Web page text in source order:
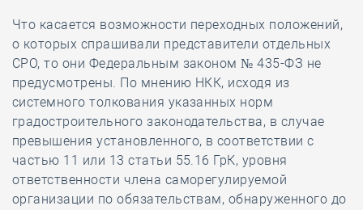
Что касается возможности переходных положений,
о которых спрашивали представители отдельных
СРО, то они Федеральным законом № 435-ФЗ не
предусмотрены. По мнению НКК, исходя из
системного толкования указанных норм
градостроительного законодательства, в случае
превышения установленного, в соответствии с
частью 11 или 13 статьи 55.16 ГрК, уровня
ответственности члена саморегулируемой
организации по обязательствам, обнаруженного до